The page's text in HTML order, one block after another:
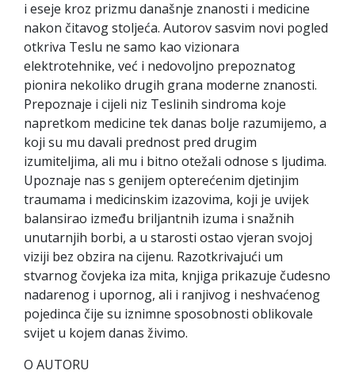
i eseje kroz prizmu današnje znanosti i medicine
nakon čitavog stoljeća. Autorov sasvim novi pogled
otkriva Teslu ne samo kao vizionara
elektrotehnike, već i nedovoljno prepoznatog
pionira nekoliko drugih grana moderne znanosti.
Prepoznaje i cijeli niz Teslinih sindroma koje
napretkom medicine tek danas bolje razumijemo, a
koji su mu davali prednost pred drugim
izumiteljima, ali mu i bitno otežali odnose s ljudima.
Upoznaje nas s genijem opterećenim djetinjim
traumama i medicinskim izazovima, koji je uvijek
balansirao između briljantnih izuma i snažnih
unutarnjih borbi, a u starosti ostao vjeran svojoj
viziji bez obzira na cijenu. Razotkrivajući um
stvarnog čovjeka iza mita, knjiga prikazuje čudesno
nadarenog i upornog, ali i ranjivog i neshvaćenog
pojedinca čije su iznimne sposobnosti oblikovale
svijet u kojem danas živimo.
O AUTORU